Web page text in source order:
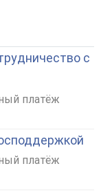
с
платёж
платёж